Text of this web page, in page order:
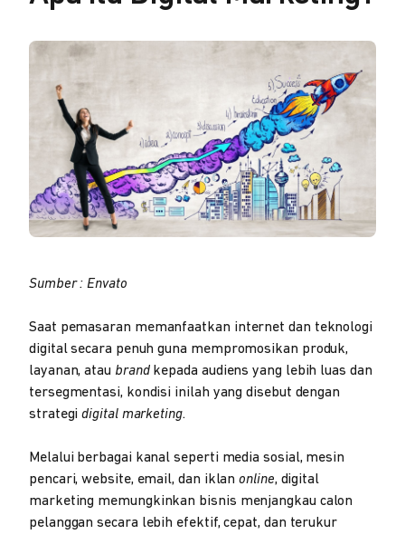
Sumber : Envato
Saat pemasaran memanfaatkan internet dan teknologi
digital secara penuh guna mempromosikan produk,
layanan, atau brandkepada audiens yang lebih luas dan
tersegmentasi, kondisi inilah yang disebut dengan
strategidigital marketing.
Melalui berbagai kanal seperti media sosial, mesin
pencari, website, email, dan iklanonline, digital
marketing memungkinkan bisnis menjangkau calon
pelanggan secara lebih efektif, cepat, dan terukur